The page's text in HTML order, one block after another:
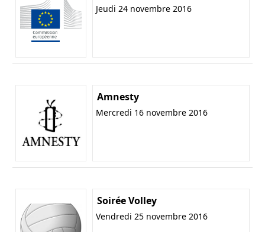
Jeudi 24 novembre 2016
Amnesty
Mercredi 16 novembre 2016
Soirée Volley
Vendredi 25 novembre 2016